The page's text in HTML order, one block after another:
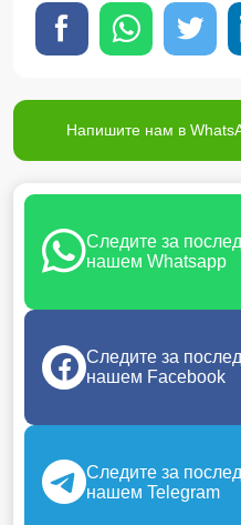
Напишите нам в
Следите за
нашем Whatsapp
Следите за
нашем Facebook
Следите за
нашем Telegram